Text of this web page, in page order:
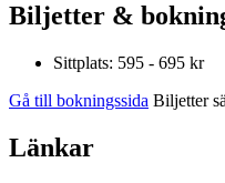
Biljetter &
Sittplats: 595 - 695 kr
Gå till bokningssida Biljetter
Länkar